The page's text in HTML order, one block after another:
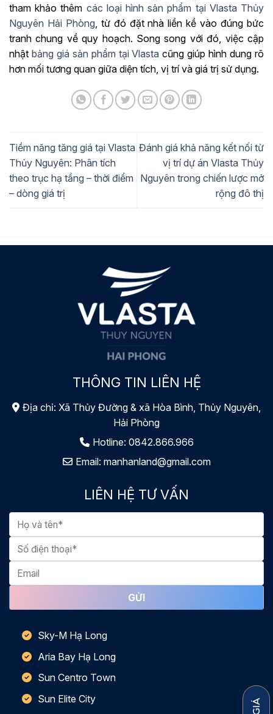
tham khảo thêm các loại hình sản phẩm tại Vlasta Thủy
Nguyên Hải Phòng, từ đó đặt nhà liền kề vào đúng bức
tranh chung về quy hoạch. Song song với đó, việc cập
nhật bảng giá sản phẩm tại Vlasta cũng giúp hình dung rõ
hơn mối tương quan giữa diện tích, vị trí và giá trị sử dụng.
Tiềm năng tăng giá tại Vlasta
Thủy Nguyên: Phân tích
theo trục hạ tầng – thời điểm
– dòng giá trị
Đánh giá khả năng kết nối từ
vị trí dự án Vlasta Thủy
Nguyên trong chiến lược mở
rộng đô thị
THÔNG TIN LIÊN HỆ
Địa chỉ: Xã Thủy Đường & xã Hòa Bình, Thủy Nguyên,
Hải Phòng
Hotline: 0842.866.966
Email: manhanland@gmail.com
LIÊN HỆ TƯ VẤN
Sky-M Hạ Long
Aria Bay Hạ Long
Sun Centro Town
Sun Elite City